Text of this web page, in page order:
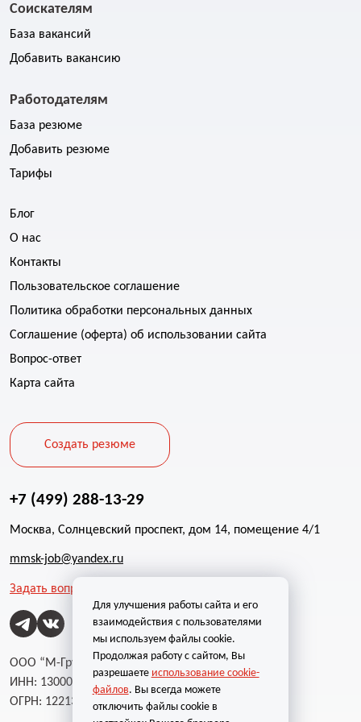
Соискателям
База вакансий
Добавить вакансию
Работодателям
База резюме
Добавить резюме
Тарифы
Блог
О нас
Контакты
Пользовательское соглашение
Политика обработки персональных данных
Соглашение (оферта) об использовании сайта
Вопрос-ответ
Карта сайта
Создать резюме
+7 (499) 288-13-29
Москва, Солнцевский проспект, дом 14, помещение 4/1
mmsk-job@yandex.ru
Задать вопрос
ООО “М-Групп”
ИНН: 1300002787
ОГРН: 1221300004232
Для улучшения работы сайта и его
взаимодействия с пользователями
мы используем файлы cookie.
Продолжая работу с сайтом, Вы
разрешаете использование cookie-
файлов. Вы всегда можете
отключить файлы cookie в